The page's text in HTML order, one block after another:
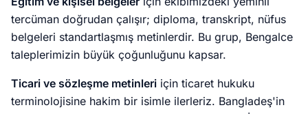
tercüman doğrudan çalışır; diploma, transkript, nüfus
belgeleri standartlaşmış metinlerdir. Bu grup, Bengalce
taleplerimizin büyük çoğunluğunu kapsar.
Ticari ve sözleşme metinleri için ticaret hukuku
terminolojisine hakim bir isimle ilerleriz. Bangladeş'in